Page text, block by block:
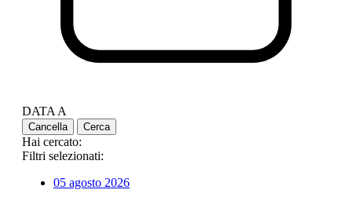
DATA A
Cancella Cerca
Hai cercato:
Filtri selezionati:
05 agosto 2026